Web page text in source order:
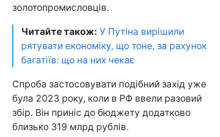
золотопромисловців.
Читайте також: У Путіна вирішили
рятувати економіку, що тоне, за рахунок
багатіїв: що на них чекає
Спроба застосовувати подібний захід уже
була 2023 року, коли в РФ ввели разовий
збір. Він приніс до бюджету додатково
близько 319 млрд рублів.